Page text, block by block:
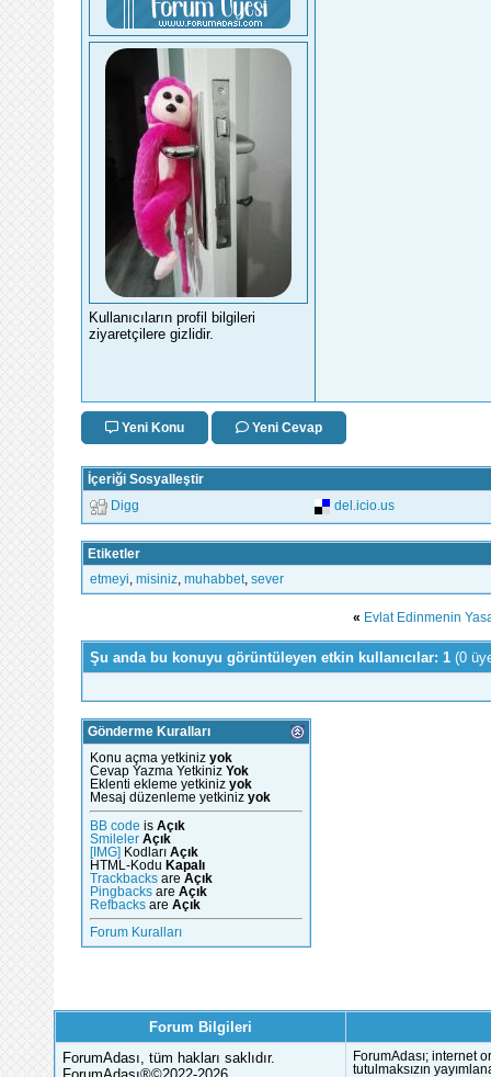
Kullanıcıların profil bilgileri
ziyaretçilere gizlidir.
Yeni Konu Yeni Cevap
İçeriği Sosyalleştir
Digg del.icio.us
Etiketler
etmeyi misiniz muhabbet sever
« Evlat Edinmenin
Şu anda bu konuyu görüntüleyen etkin kullanıcılar: 1 (0
Gönderme Kuralları
Konu açma yetkiniz yok
Cevap Yazma Yetkiniz Yok
Eklenti ekleme yetkiniz yok
Mesaj düzenleme yetkiniz yok
BB code is Açık
Smileler Açık
[IMG] Kodları Açık
HTML-Kodu Kapalı
Trackbacks are Açık
Pingbacks are Açık
Refbacks are Açık
Forum Kuralları
Forum Bilgileri
ForumAdası, tüm hakları saklıdır.
ForumAdası; internet
tutulmaksızın